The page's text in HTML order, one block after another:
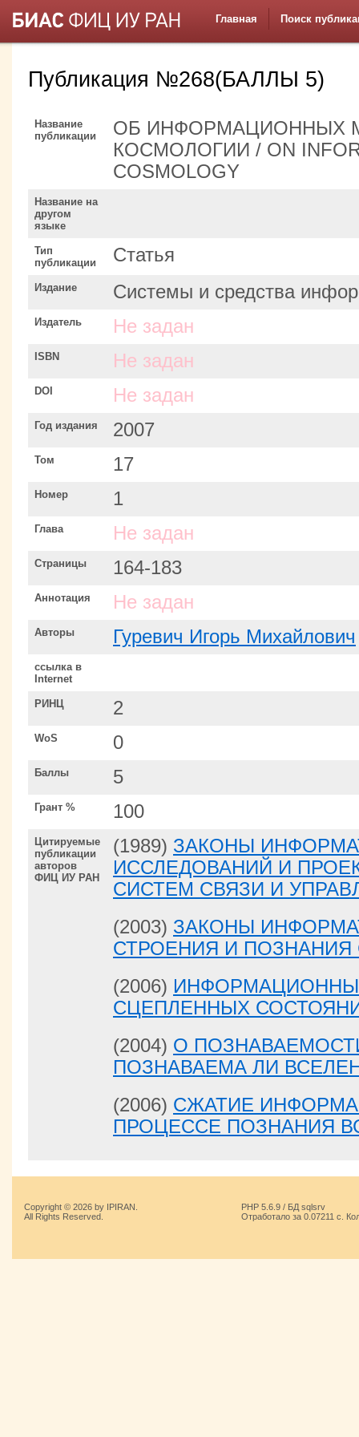
Главная Поиск
Публикация №268(БАЛЛЫ 5)
Название
публикации
ОБ ИНФОРМАЦИОННЫХ
КОСМОЛОГИИ / ON
COSMOLOGY
Название на
другом
языке
Тип
публикации
Статья
Издание Системы и средства
Издатель Не задан
ISBN Не задан
DOI Не задан
Год издания 2007
Том 17
Номер 1
Глава Не задан
Страницы 164-183
Аннотация Не задан
Авторы Гуревич Игорь Михайлович
ссылка в
Internet
РИНЦ 2
WoS 0
Баллы 5
Грант % 100
Цитируемые
публикации
авторов
ФИЦ ИУ РАН
(1989) ЗАКОНЫ
ИССЛЕДОВАНИЙ И
СИСТЕМ СВЯЗИ И
(2003) ЗАКОНЫ
СТРОЕНИЯ И
(2006)
СЦЕПЛЕННЫХ
(2004) О
ПОЗНАВАЕМА ЛИ
(2006) СЖАТИЕ
ПРОЦЕССЕ ПОЗНАНИЯ
Copyright © 2026 by IPIRAN.
All Rights Reserved.
PHP 5.6.9 / БД sqlsrv
Отработало за 0.07211 с.